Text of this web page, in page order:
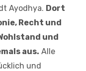
Ayodhya. Dort
Recht und
und
aus. Alle
und